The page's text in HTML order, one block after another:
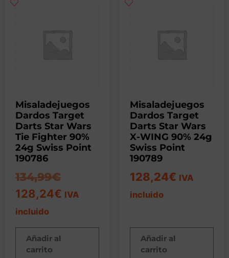
Misaladejuegos
Dardos Target
Darts Star Wars
Tie Fighter 90%
24g Swiss Point
190786
134,99€
128,24€ IVA
incluido
Añadir al
carrito
Misaladejuegos
Dardos Target
Darts Star Wars
X-WING 90% 24g
Swiss Point
190789
128,24€ IVA
incluido
Añadir al
carrito